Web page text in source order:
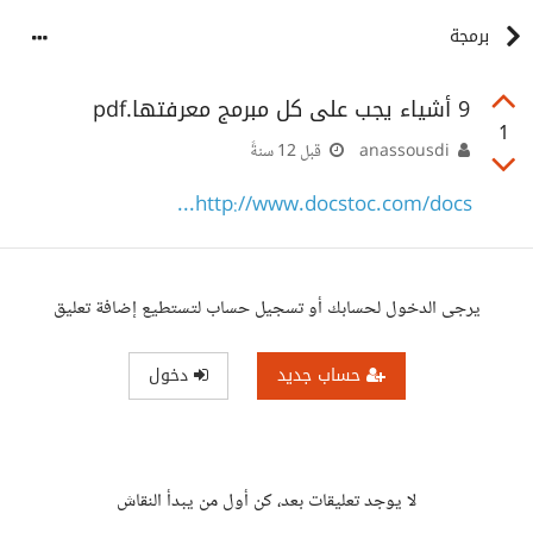
برمجة
1
9 أشياء يجب على كل مبرمج معرفتها.pdf
قبل 12 سنةً
http://www.docstoc.com/docs...
يرجى الدخول لحسابك أو تسجيل حساب لتستطيع إضافة تعليق
حساب جديد دخول
لا يوجد تعليقات بعد، كن أول من يبدأ النقاش